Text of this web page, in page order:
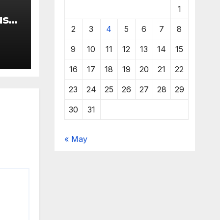
1
2 3 4 5 6 7 8
9 10 11 12 13 14 15
16 17 18 19 20 21 22
23 24 25 26 27 28 29
30 31
« May